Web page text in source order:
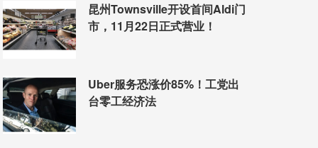
昆州Townsville开设首间Aldi门
市，11月22日正式营业！
Uber服务恐涨价85%！工党出
台零工经济法